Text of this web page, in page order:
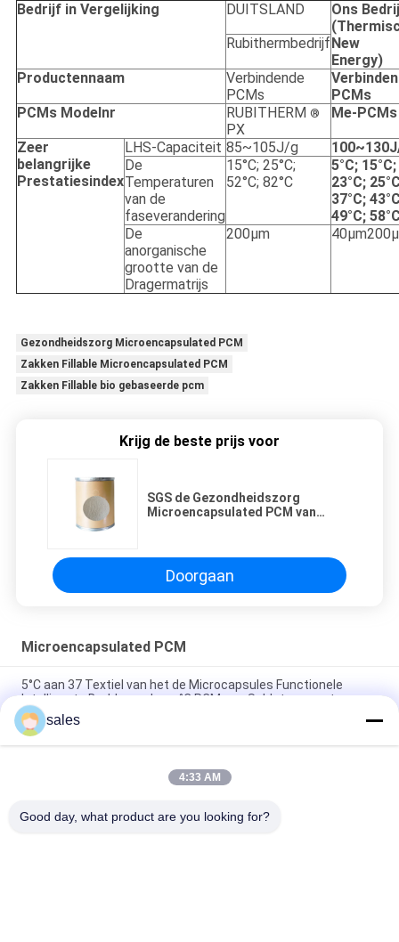
Bedrijf in Vergelijking DUITSLAND
Ons
New
Energy)
Rubithermbedrijf
Productennaam
Verbindende
PCMs
PCMs
PCMs Modelnr
RUBITHERM ®
PX
Me-PCMs
Zeer
belangrijke
Prestatiesindex
LHS-Capaciteit 85~105J/g
De
Temperaturen
van de
faseverandering
15°C; 25°C;
52°C; 82°C
5°C; 15°C;
23°C;
37°C;
49°C;
De
anorganische
grootte van de
Dragermatrijs
200μm
Gezondheidszorg Microencapsulated PCM
Zakken Fillable Microencapsulated PCM
Zakken Fillable bio gebaseerde pcm
Krijg de beste prijs voor
SGS de Gezondheidszorg
Microencapsulated PCM van
Doorgaan
Microencapsulated PCM
5°C aan 37 Textiel van het de Microcapsules Functionele
Intelligente Beddegoed van °C PCM aan Saldotemperatuur
Ingebedde PCM Microcapsules voor de Intelligente
Temperatuur van het Textielsaldo
Stabiele Witte RoHS Volgzame Verbindende
sales
4:33 AM
Good day, what product are you looking for?